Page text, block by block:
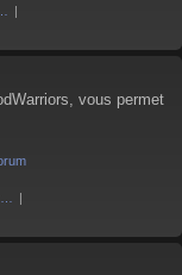
vous permet